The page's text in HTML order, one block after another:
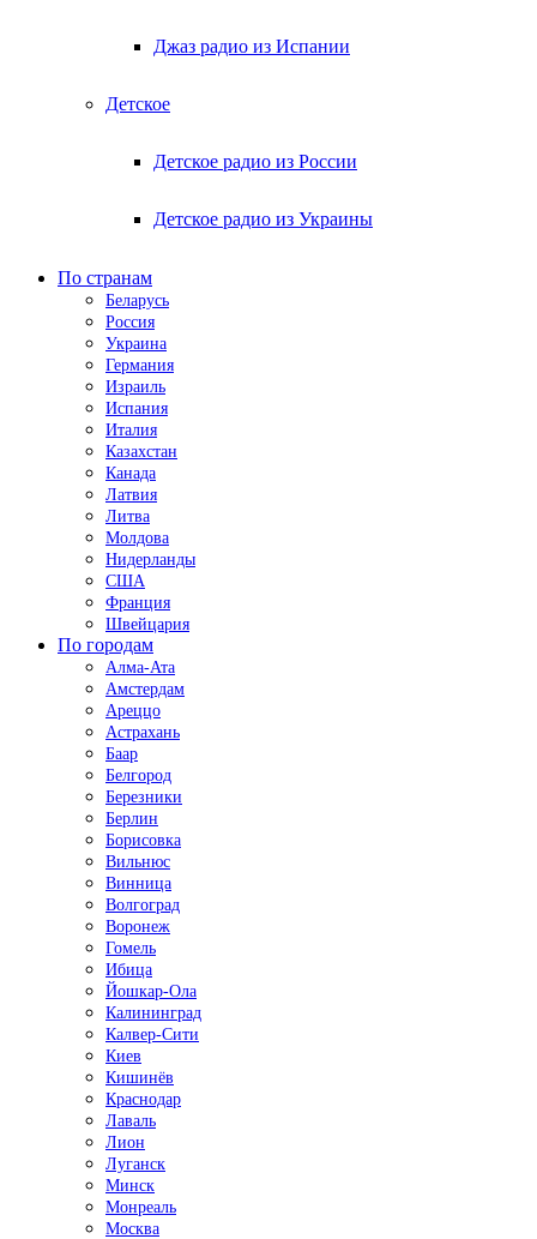
Джаз радио из Испании
Детское
Детское радио из России
Детское радио из Украины
По странам
Беларусь
Россия
Украина
Германия
Израиль
Испания
Италия
Казахстан
Канада
Латвия
Литва
Молдова
Нидерланды
США
Франция
Швейцария
По городам
Алма-Ата
Амстердам
Ареццо
Астрахань
Баар
Белгород
Березники
Берлин
Борисовка
Вильнюс
Винница
Волгоград
Воронеж
Гомель
Ибица
Йошкар-Ола
Калининград
Калвер-Сити
Киев
Кишинёв
Краснодар
Лаваль
Лион
Луганск
Минск
Монреаль
Москва